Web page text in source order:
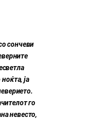
сончеви
ја
го
невесто,